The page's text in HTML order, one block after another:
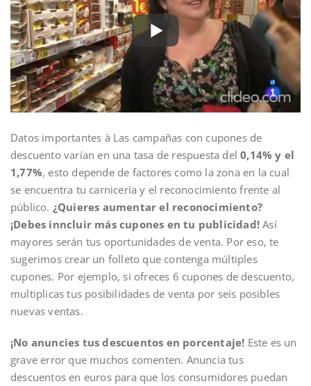
Datos importantes à Las campañas con cupones de
descuento varían en una tasa de respuesta del0,14% y el
1,77%, esto depende de factores como la zona en la cual
se encuentra tu carnicería y el reconocimiento frente al
público. ¿Quieres aumentar el reconocimiento?
¡Debes inncluir más cupones en tu publicidad!Así
mayores serán tus oportunidades de venta. Por eso, te
sugerimos crear un folleto que contenga múltiples
cupones. Por ejemplo, si ofreces 6 cupones de descuento,
multiplicas tus posibilidades de venta por seis posibles
nuevas ventas.
¡No anuncies tus descuentos en porcentaje! Este es un
grave error que muchos comenten. Anuncia tus
descuentos en euros para que los consumidores puedan